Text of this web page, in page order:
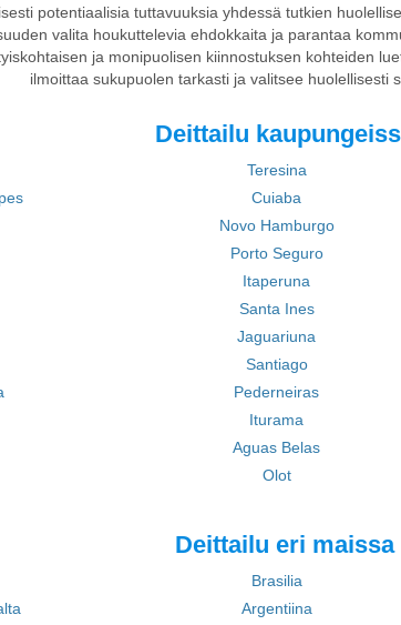
potentiaalisia tuttavuuksia yhdessä tutkien
valita houkuttelevia ehdokkaita ja parantaa
ja monipuolisen kiinnostuksen kohteiden
ilmoittaa sukupuolen tarkasti ja valitsee huolellisesti
Deittailu
Teresina
Cuiaba
Novo Hamburgo
Porto Seguro
Itaperuna
Santa Ines
Jaguariuna
Santiago
Pederneiras
Iturama
Aguas Belas
Olot
Deittailu eri maissa
Brasilia
Argentiina